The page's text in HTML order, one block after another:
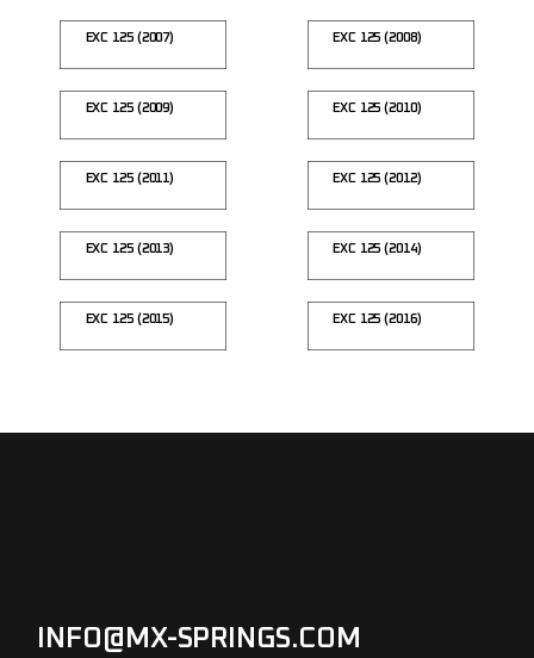
EXC 125 (2007) EXC 125 (2008)
EXC 125 (2009) EXC 125 (2010)
EXC 125 (2011) EXC 125 (2012)
EXC 125 (2013) EXC 125 (2014)
EXC 125 (2015) EXC 125 (2016)
INFO@MX-SPRINGS.COM